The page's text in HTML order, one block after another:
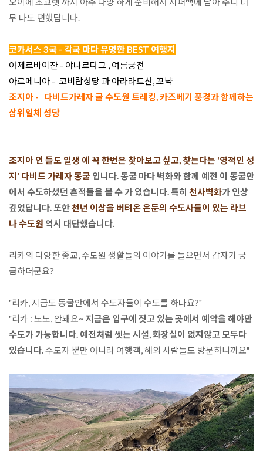
무 나도 편했답니다.
코카서스 3국 - 각국 마다 유명한 BEST 여행지
아제르바이잔 - 야나르다그 , 여름궁전
조지아 -   다비드가레자 굴 수도원 트레킹, 카즈베기 풍경과 함께하는
삼위일체 성당
조지아 인 들도 일생 에 꼭 한번은 찾아보고 싶고, 찾는다는 '영적인 성
지' 다비드 가레자 동굴 입니다. 동굴 마다 벽화와 함께 예전 이 동굴안
에서 수도하셨던 흔적들을 볼 수 가 있습니다. 특히 천사벽화가 인상
깊었답니다. 또한 천년 이상을 버텨온 은둔의 수도사들이 있는 라브
나 수도원 역시 대단했습니다.
리카의 다양한 종교, 수도원 생활들의 이야기를 들으면서 갑자기 궁
금하더군요?
"리카, 지금도 동굴안에서 수도자들이 수도를 하나요?"
"리카 : 노노, 안돼요~ 지금은 입구에 짓고 있는 곳에서 예약을 해야만
수도가 가능합니다. 예전처럼 씻는 시설, 화장실이 없지않고 모두다
있습니다. 수도자 뿐만 아니라 여행객, 해외 사람들도 방문하니까요"